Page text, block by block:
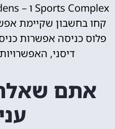
Sports Complex ו – Disney's Fantasia Gardens.
קחו בחשבון שקיימת
פלוס כניסה אפשרות
דיסני,
אתם